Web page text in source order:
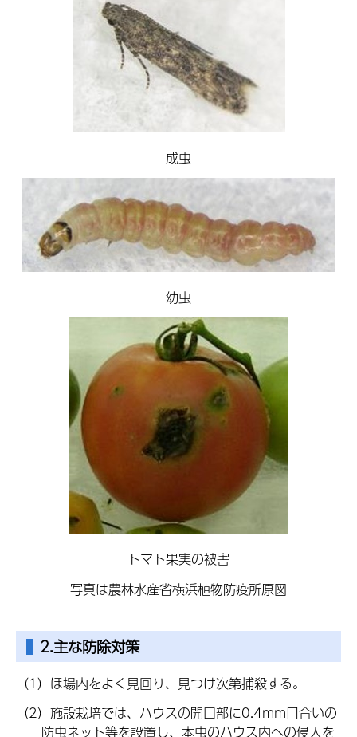
成虫
幼虫
トマト果実の被害
写真は農林水産省横浜植物防疫所原図
2.主な防除対策
（1）ほ場内をよく見回り、見つけ次第捕殺する。
（2） 施設栽培では、ハウスの開口部に0.4mm目合いの
防虫ネット等を設置し、本虫のハウス内への侵入を